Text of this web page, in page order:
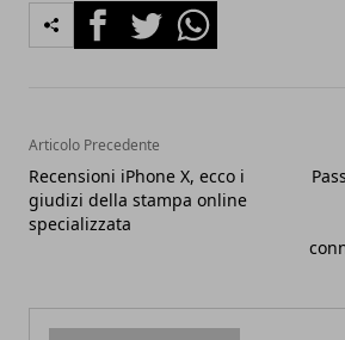
FacebookTwitterWhatsapp
Articolo Precedente
Recensioni iPhone X, ecco i
giudizi della stampa online
specializzata